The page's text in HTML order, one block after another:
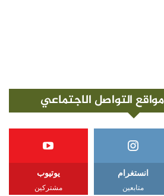
التواصل الاجتماعي
انستغرام
متابعين
يوتيوب
مشتركين